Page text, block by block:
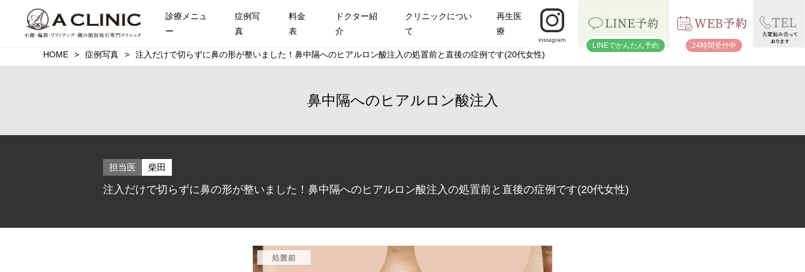
診療メニュ
ー
症例写
真
料金
表
ドクター紹
介
クリニックについ
て
再生医
療
instagram
LINEでかんたん予約 24時間受付中
HOME 症例写真 注入だけで切らずに鼻の形が整いました！鼻中隔へのヒアルロン酸注入の処置前と直後の症例です(20代女性)
鼻中隔へのヒアルロン酸注入
担当医 柴田
注入だけで切らずに鼻の形が整いました！鼻中隔へのヒアルロン酸注入の処置前と直後の症例です(20代女性)